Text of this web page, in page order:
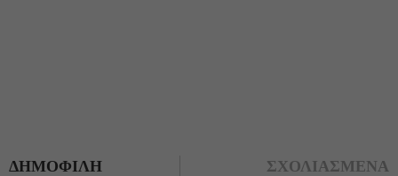
ΔΗΜΟΦΙΛΗ ΣΧΟΛΙΑΣΜΕΝΑ